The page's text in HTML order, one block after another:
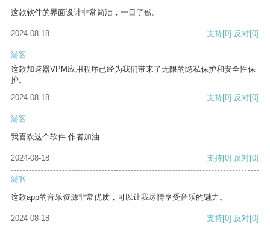
这款软件的界面设计非常简洁，一目了然。
2024-08-18 支持[0] 反对[0]
游客
这款加速器VPM应用程序已经为我们带来了无限的隐私保护和安全性保
护。
2024-08-18
支持[0] 反对[0]
游客
我喜欢这个软件 作者加油
2024-08-18 支持[0] 反对[0]
游客
这款app的音乐资源非常优质，可以让我尽情享受音乐的魅力。
2024-08-18 支持[0] 反对[0]